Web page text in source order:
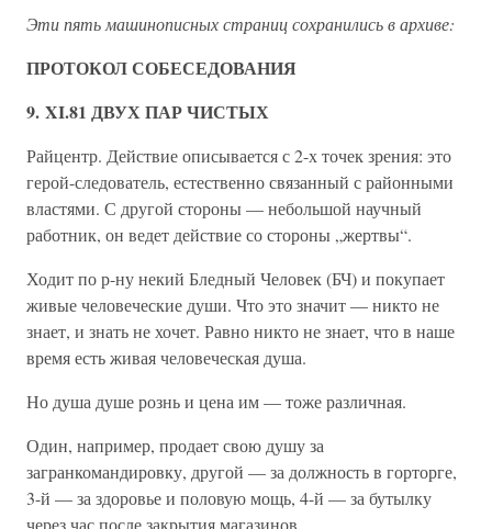
Эти пять машинописных страниц сохранились в архиве:
ПРОТОКОЛ СОБЕСЕДОВАНИЯ
9. XI.81 ДВУХ ПАР ЧИСТЫХ
Райцентр. Действие описывается с 2-х точек зрения: это
герой-следователь, естественно связанный с районными
властями. С другой стороны — небольшой научный
работник, он ведет действие со стороны „жертвы“.
Ходит по р-ну некий Бледный Человек (БЧ) и покупает
живые человеческие души. Что это значит — никто не
знает, и знать не хочет. Равно никто не знает, что в наше
время есть живая человеческая душа.
Но душа душе рознь и цена им — тоже различная.
Один, например, продает свою душу за
загранкомандировку, другой — за должность в горторге,
3-й — за здоровье и половую мощь, 4-й — за бутылку
через час после закрытия магазинов.